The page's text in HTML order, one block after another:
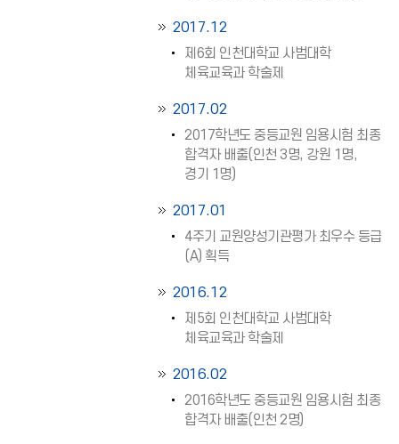
2017.12
제6회 인천대학교 사범대학
체육교육과 학술제
2017.02
2017학년도 중등교원 임용시험 최종
합격자 배출(인천 3명, 강원 1명,
경기 1명)
2017.01
4주기 교원양성기관평가 최우수 등급
(A) 획득
2016.12
제5회 인천대학교 사범대학
체육교육과 학술제
2016.02
2016학년도 중등교원 임용시험 최종
합격자 배출(인천 2명)